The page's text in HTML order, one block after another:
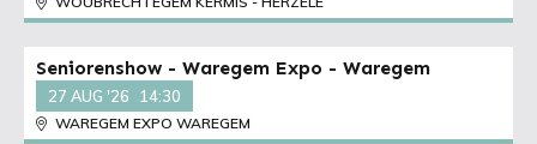
Seniorenshow - Waregem Expo - Waregem
27 AUG '26 14:30
WAREGEM EXPO WAREGEM